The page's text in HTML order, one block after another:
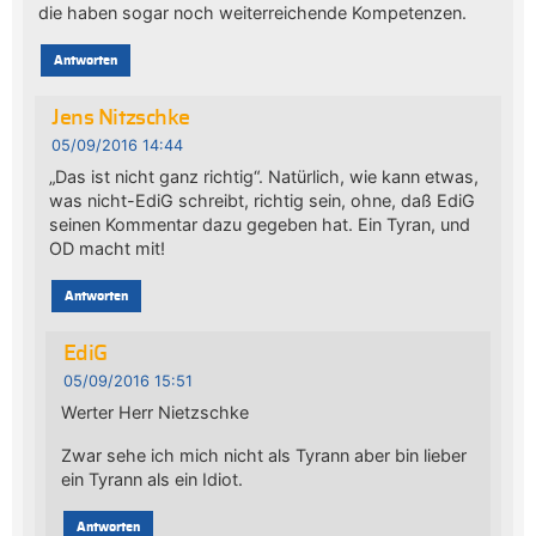
die haben sogar noch weiterreichende Kompetenzen.
Antworten
Jens Nitzschke
05/09/2016 14:44
„Das ist nicht ganz richtig“. Natürlich, wie kann etwas,
was nicht-EdiG schreibt, richtig sein, ohne, daß EdiG
seinen Kommentar dazu gegeben hat. Ein Tyran, und
OD macht mit!
Antworten
EdiG
05/09/2016 15:51
Werter Herr Nietzschke
Zwar sehe ich mich nicht als Tyrann aber bin lieber
ein Tyrann als ein Idiot.
Antworten